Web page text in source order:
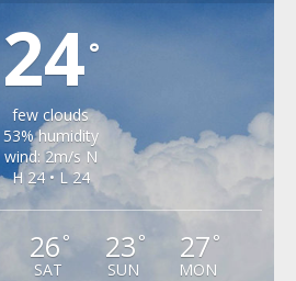
24°
few clouds
53% humidity
wind: 2m/s N
H 24 • L 24
26 °
SAT
23 °
SUN
27 °
MON